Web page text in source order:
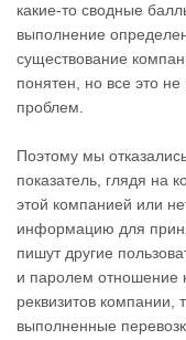
какие-то сводные
выполнение
существование
понятен, но все это не
проблем.
Поэтому мы
показатель, глядя на
этой компанией или
информацию для
пишут другие
и паролем отношение
реквизитов
выполненные